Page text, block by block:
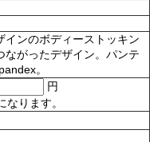
インのボディーストッキン
ながったデザイン。パンテ
。
円
ります。